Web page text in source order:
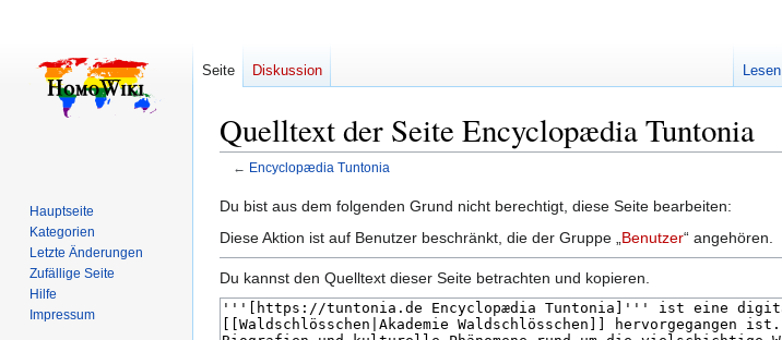
Quelltext der Seite Encyclopædia Tuntonia
← Encyclopædia Tuntonia
Zur
Navigation
Zur
Suche
Du bist aus dem folgenden Grund nicht berechtigt, diese Seite bearbeiten:
Diese Aktion ist auf Benutzer beschränkt, die der Gruppe „ Benutzer“ angehören.
Du kannst den Quelltext dieser Seite betrachten und kopieren.
Seite Diskussion Lesen
Hauptseite
Kategorien
Letzte Änderungen
Zufällige Seite
Hilfe
Impressum